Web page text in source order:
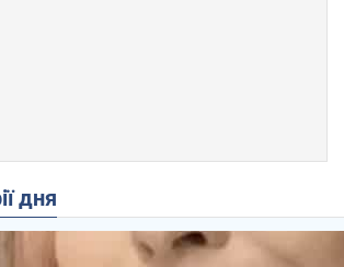
дня